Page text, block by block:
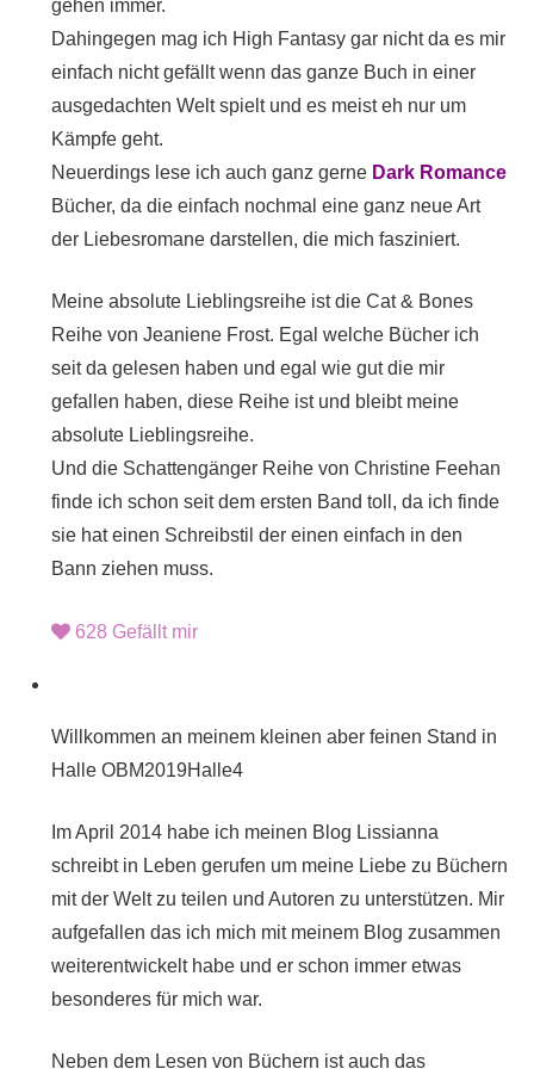
gehen immer.
Dahingegen mag ich High Fantasy gar nicht da es mir
einfach nicht gefällt wenn das ganze Buch in einer
ausgedachten Welt spielt und es meist eh nur um
Kämpfe geht.
Neuerdings lese ich auch ganz gerne Dark Romance
Bücher, da die einfach nochmal eine ganz neue Art
der Liebesromane darstellen, die mich fasziniert.
Meine absolute Lieblingsreihe ist die Cat & Bones
Reihe von Jeaniene Frost. Egal welche Bücher ich
seit da gelesen haben und egal wie gut die mir
gefallen haben, diese Reihe ist und bleibt meine
absolute Lieblingsreihe.
Und die Schattengänger Reihe von Christine Feehan
finde ich schon seit dem ersten Band toll, da ich finde
sie hat einen Schreibstil der einen einfach in den
Bann ziehen muss.
628 Gefällt mir
Willkommen an meinem kleinen aber feinen Stand in
Halle OBM2019Halle4
Im April 2014 habe ich meinen Blog Lissianna
schreibt in Leben gerufen um meine Liebe zu Büchern
mit der Welt zu teilen und Autoren zu unterstützen. Mir
aufgefallen das ich mich mit meinem Blog zusammen
weiterentwickelt habe und er schon immer etwas
besonderes für mich war.
Neben dem Lesen von Büchern ist auch das